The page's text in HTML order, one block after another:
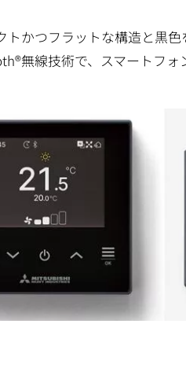
かつフラットな構造と黒
無線技術で、スマートフォ